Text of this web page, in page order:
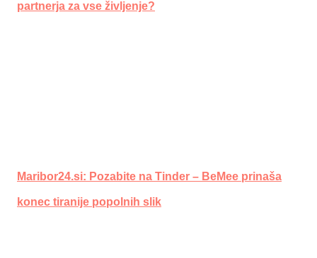
partnerja za vse življenje?
Maribor24.si: Pozabite na Tinder – BeMee prinaša
konec tiranije popolnih slik